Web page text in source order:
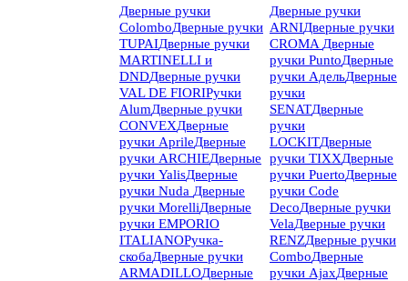
Дверные ручки
ColomboДверные ручки
TUPAIДверные ручки
MARTINELLI и
DNDДверные ручки
VAL DE FIORIРучки
AlumДверные ручки
CONVEXДверные
ручки AprileДверные
ручки ARCHIEДверные
ручки YalisДверные
ручки Nuda Дверные
ручки MorelliДверные
ручки EMPORIO
ITALIANOРучка-
скобаДверные ручки
ARMADILLOДверные
Дверные ручки
ARNIДверные ручки
CROMA Дверные
ручки PuntoДверные
ручки АдельДверные
ручки
SENATДверные
ручки
LOCKITДверные
ручки TIXXДверные
ручки PuertoДверные
ручки Code
DecoДверные ручки
VelaДверные ручки
RENZДверные ручки
ComboДверные
ручки AjaxДверные